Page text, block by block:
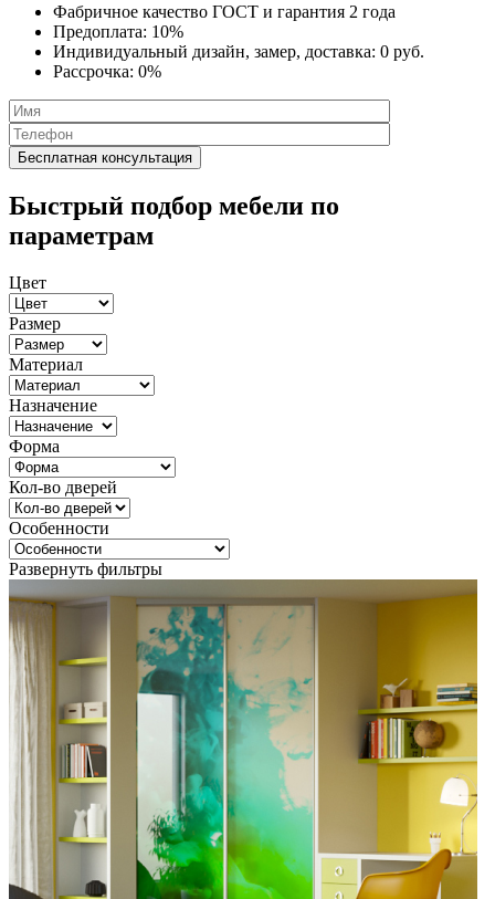
Фабричное качество ГОСТ и гарантия 2 года
Предоплата: 10%
Индивидуальный дизайн, замер, доставка: 0 руб.
Рассрочка: 0%
Быстрый подбор мебели по
параметрам
Цвет
Размер
Материал
Назначение
Форма
Кол-во дверей
Особенности
Развернуть фильтры